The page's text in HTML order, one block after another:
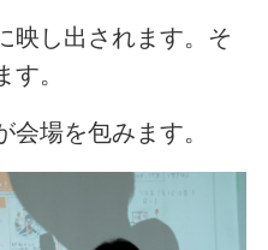
映し出されます。そ
。
場を包みます。